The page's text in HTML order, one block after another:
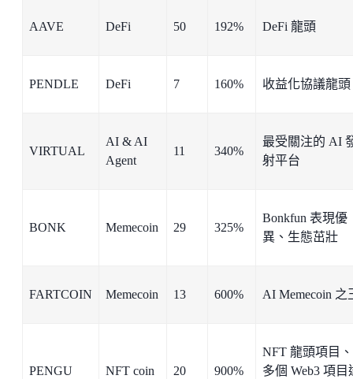
AAVE DeFi 50 192% DeFi 龍頭
PENDLE DeFi 7 160% 收益化協議龍頭
VIRTUAL
AI & AI
Agent
11 340%
最受關注的 AI
射平台
BONK Memecoin 29 325%
Bonkfun 表現優
異、生態茁壯
FARTCOIN Memecoin 13 600% AI Memecoin 之
PENGU NFT coin 20 900%
NFT 龍頭項目
多個 Web3 項目